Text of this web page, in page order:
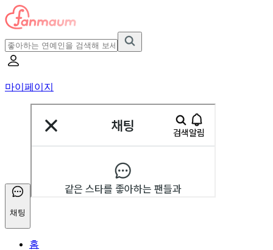
마이페이지
채팅
홈